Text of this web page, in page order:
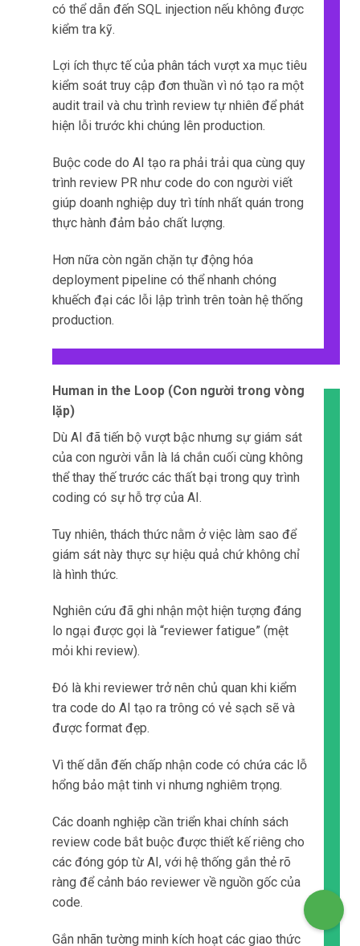
có thể dẫn đến SQL injection nếu không được
kiểm tra kỹ.
Lợi ích thực tế của phân tách vượt xa mục tiêu
kiểm soát truy cập đơn thuần vì nó tạo ra một
audit trail và chu trình review tự nhiên để phát
hiện lỗi trước khi chúng lên production.
Buộc code do AI tạo ra phải trải qua cùng quy
trình review PR như code do con người viết
giúp doanh nghiệp duy trì tính nhất quán trong
thực hành đảm bảo chất lượng.
Hơn nữa còn ngăn chặn tự động hóa
deployment pipeline có thể nhanh chóng
khuếch đại các lỗi lập trình trên toàn hệ thống
production.
Human in the Loop (Con người trong vòng
lặp)
Dù AI đã tiến bộ vượt bậc nhưng sự giám sát
của con người vẫn là lá chắn cuối cùng không
thể thay thế trước các thất bại trong quy trình
coding có sự hỗ trợ của AI.
Tuy nhiên, thách thức nằm ở việc làm sao để
giám sát này thực sự hiệu quả chứ không chỉ
là hình thức.
Nghiên cứu đã ghi nhận một hiện tượng đáng
lo ngại được gọi là “reviewer fatigue” (mệt
mỏi khi review).
Đó là khi reviewer trở nên chủ quan khi kiểm
tra code do AI tạo ra trông có vẻ sạch sẽ và
được format đẹp.
Vì thế dẫn đến chấp nhận code có chứa các lỗ
hổng bảo mật tinh vi nhưng nghiêm trọng.
Các doanh nghiệp cần triển khai chính sách
review code bắt buộc được thiết kế riêng cho
các đóng góp từ AI, với hệ thống gắn thẻ rõ
ràng để cảnh báo reviewer về nguồn gốc của
code.
Gắn nhãn tường minh kích hoạt các giao thức